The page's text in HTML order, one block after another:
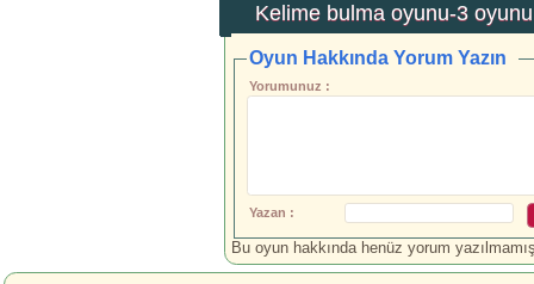
Kelime bulma oyunu-3
Oyun Hakkında Yorum Yazın
Yorumunuz :
Yazan :
Bu oyun hakkında henüz yorum